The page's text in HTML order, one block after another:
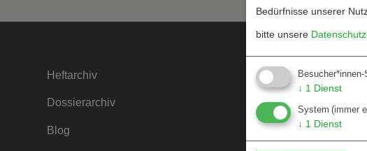
Heftarchiv
Dossierarchiv
Blog
Kontakt
Mediadaten
Hinweise für
Bedürfnisse unserer
bitte unsere
↓ 1 Dienst
System (immer
↓ 1 Dienst